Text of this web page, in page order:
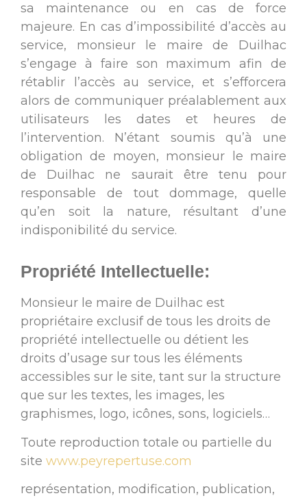
sa maintenance ou en cas de force
majeure. En cas d’impossibilité d’accès au
service, monsieur le maire de Duilhac
s’engage à faire son maximum afin de
rétablir l’accès au service, et s’efforcera
alors de communiquer préalablement aux
utilisateurs les dates et heures de
l’intervention. N’étant soumis qu’à une
obligation de moyen, monsieur le maire
de Duilhac ne saurait être tenu pour
responsable de tout dommage, quelle
qu’en soit la nature, résultant d’une
indisponibilité du service.
Propriété Intellectuelle:
Monsieur le maire de Duilhac est
propriétaire exclusif de tous les droits de
propriété intellectuelle ou détient les
droits d’usage sur tous les éléments
accessibles sur le site, tant sur la structure
que sur les textes, les images, les
graphismes, logo, icônes, sons, logiciels…
Toute reproduction totale ou partielle du
site www.peyrepertuse.com
représentation, modification, publication,